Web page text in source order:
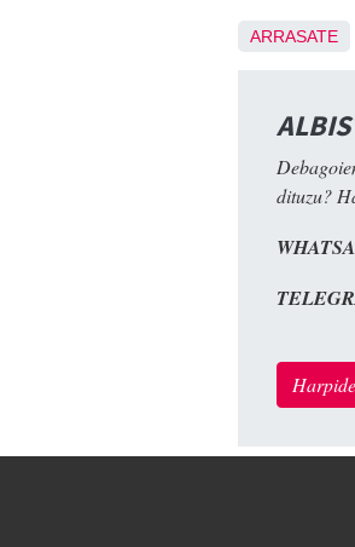
ARRASATE
dituzu?